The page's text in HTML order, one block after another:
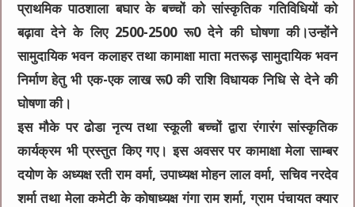
प्राथमिक पाठशाला बघार के बच्चों को सांस्कृतिक गतिविधियों को
बढ़ावा देने के लिए 2500-2500 रू0 देने की घोषणा की।उन्होंने
सामुदायिक भवन कलाहर तथा कामाक्षा माता मतरूड़ सामुदायिक भवन
निर्माण हेतु भी एक-एक लाख रू0 की राशि विधायक निधि से देने की
घोषणा की।
इस मौके पर ढोडा नृत्य तथा स्कूली बच्चों द्वारा रंगारंग सांस्कृतिक
कार्यक्रम भी प्रस्तुत किए गए। इस अवसर पर कामाक्षा मेला साम्बर
दयोण के अध्यक्ष रती राम वर्मा, उपाध्यक्ष मोहन लाल वर्मा, सचिव नरदेव
शर्मा तथा मेला कमेटी के कोषाध्यक्ष गंगा राम शर्मा, ग्राम पंचायत क्यार